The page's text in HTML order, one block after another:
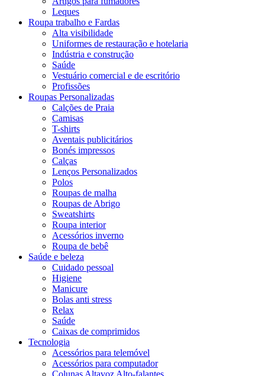
Leques
Roupa trabalho e Fardas
Alta visibilidade
Uniformes de restauração e hotelaria
Indústria e construção
Saúde
Vestuário comercial e de escritório
Profissões
Roupas Personalizadas
Calções de Praia
Camisas
T-shirts
Aventais publicitários
Bonés impressos
Calças
Lenços Personalizados
Polos
Roupas de malha
Roupas de Abrigo
Sweatshirts
Roupa interior
Acessórios inverno
Roupa de bebê
Saúde e beleza
Cuidado pessoal
Higiene
Manicure
Bolas anti stress
Relax
Saúde
Caixas de comprimidos
Tecnologia
Acessórios para telemóvel
Acessórios para computador
Colunas Altavoz Alto-falantes